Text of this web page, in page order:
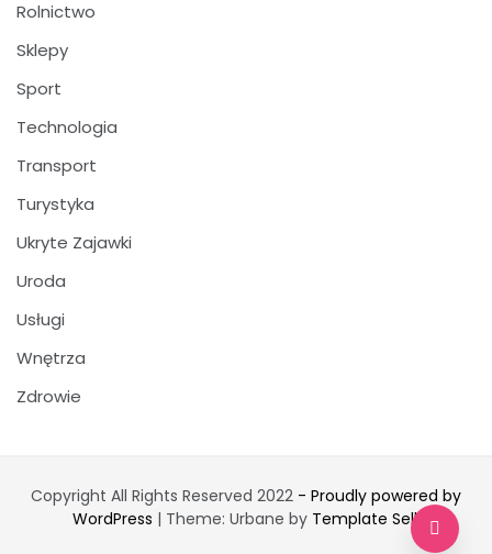
Rolnictwo
Sklepy
Sport
Technologia
Transport
Turystyka
Ukryte Zajawki
Uroda
Usługi
Wnętrza
Zdrowie
Copyright All Rights Reserved 2022 - Proudly powered by
WordPress | Theme: Urbane by Template Sell.